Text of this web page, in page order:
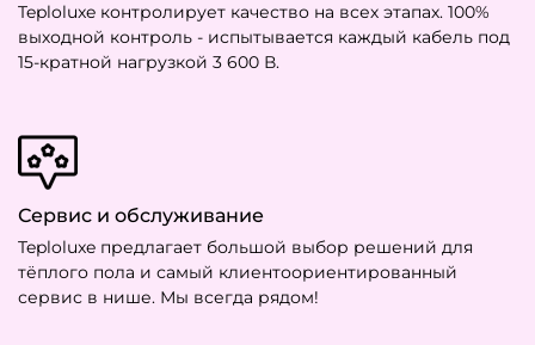
Teploluxe контролирует качество на всех этапах. 100%
выходной контроль - испытывается каждый кабель под
15-кратной нагрузкой 3 600 В.
Сервис и обслуживание
Teploluxe предлагает большой выбор решений для
тёплого пола и самый клиентоориентированный
сервис в нише. Мы всегда рядом!